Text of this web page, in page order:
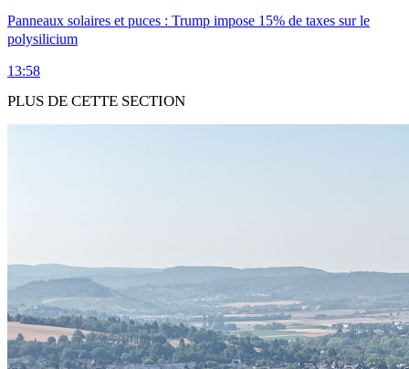
Panneaux solaires et puces : Trump impose 15% de taxes sur le
polysilicium
13:58
PLUS DE CETTE SECTION